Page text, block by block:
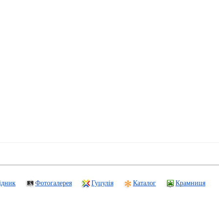
Фотогалерея Гуцулія Каталог Крамниця